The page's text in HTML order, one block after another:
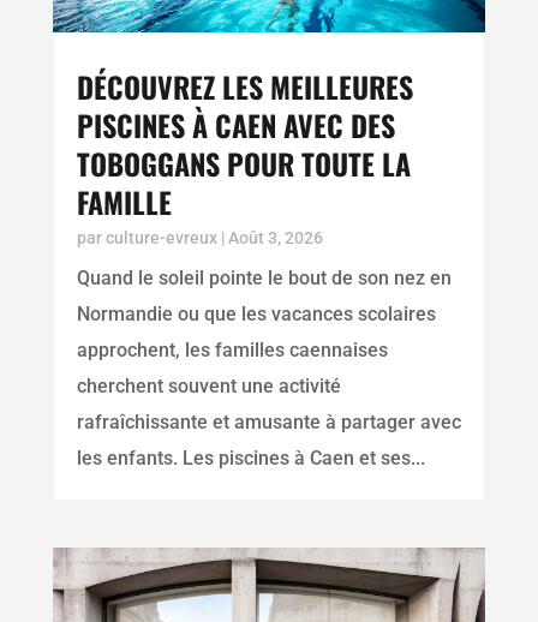
DÉCOUVREZ LES MEILLEURES
PISCINES À CAEN AVEC DES
TOBOGGANS POUR TOUTE LA
FAMILLE
parculture-evreux| Août 3, 2026
Quand le soleil pointe le bout de son nez en
Normandie ou que les vacances scolaires
approchent, les familles caennaises
cherchent souvent une activité
rafraîchissante et amusante à partager avec
les enfants. Les piscines à Caen et ses...